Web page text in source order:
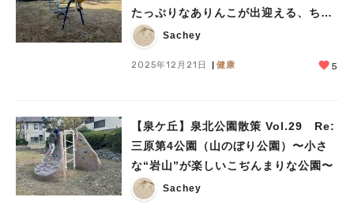
たっぷりなありんこが出迎える、ちょ
っと寄り道したくなる公園〜
Sachey
2025年12月21日 健康 5
【泉ケ丘】泉北公園散策 Vol.29 Re:
三原第4公園（山のぼり公園）〜小さ
な“岩山”が楽しいこぢんまりな公園〜
Sachey